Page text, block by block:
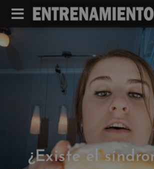
¿Existe el